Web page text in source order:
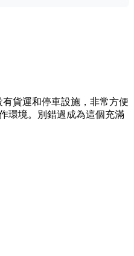
貨運和停車設施，非常方便
環境。別錯過成為這個充滿